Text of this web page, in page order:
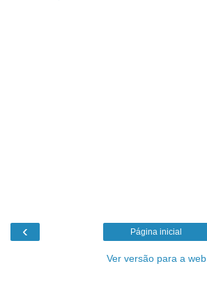
‹ Página inicial
Ver versão para a web